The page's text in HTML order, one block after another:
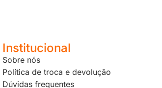
Institucional
Sobre nós
Política de troca e devolução
Dúvidas frequentes